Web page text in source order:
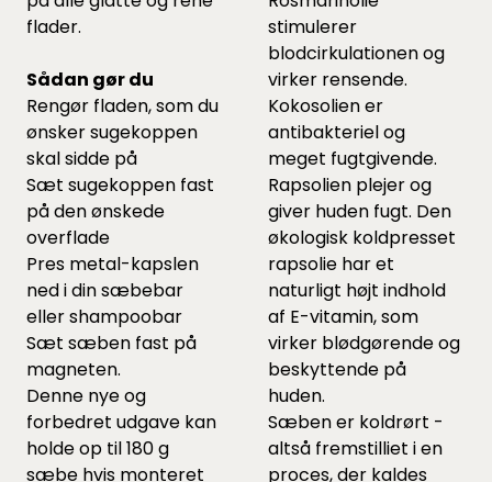
flader.
Sådan gør du
Rengør fladen, som du
ønsker sugekoppen
skal sidde på
Sæt sugekoppen fast
på den ønskede
overflade
Pres metal-kapslen
ned i din sæbebar
eller shampoobar
Sæt sæben fast på
magneten.
Denne nye og
forbedret udgave kan
holde op til 180 g
sæbe hvis monteret
stimulerer
blodcirkulationen og
virker rensende.
Kokosolien er
antibakteriel og
meget fugtgivende.
Rapsolien plejer og
giver huden fugt. Den
økologisk koldpresset
rapsolie har et
naturligt højt indhold
af E-vitamin, som
virker blødgørende og
beskyttende på
huden.
Sæben er koldrørt -
altså fremstilliet i en
proces, der kaldes